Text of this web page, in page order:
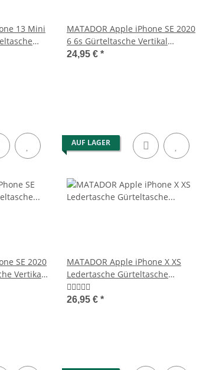
13 Mini
MATADOR Apple iPhone SE 2020
6 6s Gürteltasche Vertikal
Schwarz
24,95 € *
SE 2020
Vertikal
AUF LAGER
MATADOR Apple iPhone X XS
Ledertasche Gürteltasche
Vintage Braun
26,95 € *